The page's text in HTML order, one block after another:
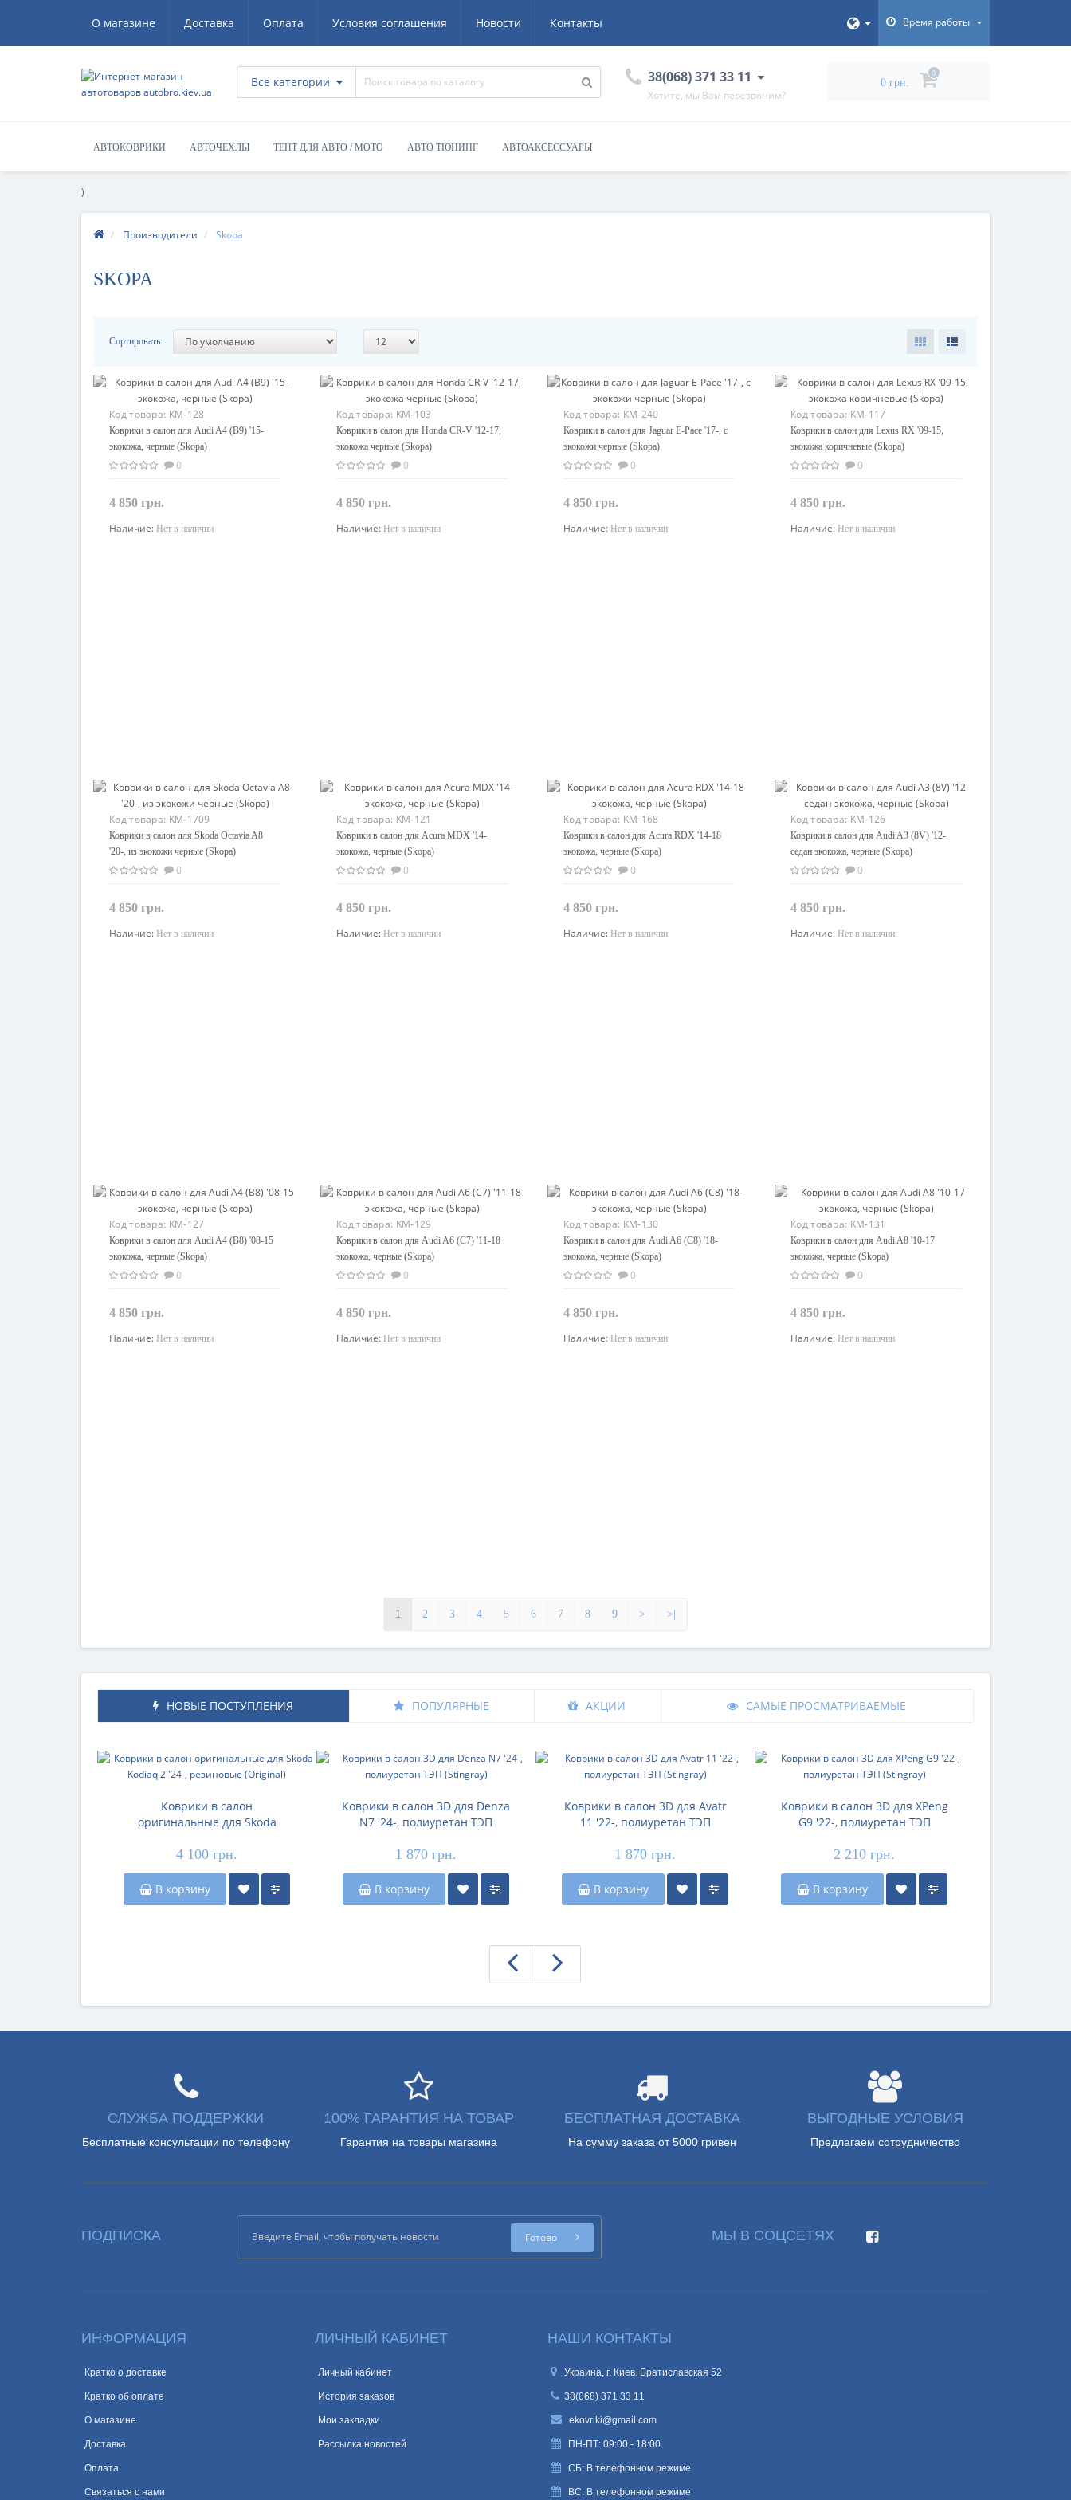
О магазине Доставка Оплата Условия соглашения Новости Контакты Время работы
Все категории 38(068) 371 33 11
Хотите, мы Вам перезвоним?
0 грн.
0
АВТОКОВРИКИ АВТОЧЕХЛЫ ТЕНТ ДЛЯ АВТО / МОТО АВТО ТЮНИНГ АВТОАКСЕССУАРЫ
)
Производители Skopa
SKOPA
Сортировать:
Код товара: KM-128
Коврики в салон для Audi A4 (B9) '15-
экокожа, черные (Skopa)
0
4 850 грн.
Закончился
Наличие: Нет в наличии
Код товара: KM-103
Коврики в салон для Honda CR-V '12-17,
экокожа черные (Skopa)
0
4 850 грн.
Закончился
Наличие: Нет в наличии
Код товара: KM-240
Коврики в салон для Jaguar E-Pace '17-, с
экокожи черные (Skopa)
0
4 850 грн.
Закончился
Наличие: Нет в наличии
Код товара: KM-117
Коврики в салон для Lexus RX '09-15,
экокожа коричневые (Skopa)
0
4 850 грн.
Закончился
Наличие: Нет в наличии
Код товара: KM-1709
Коврики в салон для Skoda Octavia A8
'20-, из экокожи черные (Skopa)
0
4 850 грн.
Закончился
Наличие: Нет в наличии
Код товара: KM-121
Коврики в салон для Acura MDX '14-
экокожа, черные (Skopa)
0
4 850 грн.
Закончился
Наличие: Нет в наличии
Код товара: KM-168
Коврики в салон для Acura RDX '14-18
экокожа, черные (Skopa)
0
4 850 грн.
Закончился
Наличие: Нет в наличии
Код товара: KM-126
Коврики в салон для Audi A3 (8V) '12-
седан экокожа, черные (Skopa)
0
4 850 грн.
Закончился
Наличие: Нет в наличии
Код товара: KM-127
Коврики в салон для Audi A4 (B8) '08-15
экокожа, черные (Skopa)
0
4 850 грн.
Закончился
Наличие: Нет в наличии
Код товара: KM-129
Коврики в салон для Audi A6 (C7) '11-18
экокожа, черные (Skopa)
0
4 850 грн.
Закончился
Наличие: Нет в наличии
Код товара: KM-130
Коврики в салон для Audi A6 (C8) '18-
экокожа, черные (Skopa)
0
4 850 грн.
Закончился
Наличие: Нет в наличии
Код товара: KM-131
Коврики в салон для Audi A8 '10-17
экокожа, черные (Skopa)
0
4 850 грн.
Закончился
Наличие: Нет в наличии
1 2 3 4 5 6 7 8 9 > >|
НОВЫЕ ПОСТУПЛЕНИЯ ПОПУЛЯРНЫЕ АКЦИИ САМЫЕ ПРОСМАТРИВАЕМЫЕ
Коврики в салон
оригинальные для Skoda
(Original)
4 100 грн.
В корзину
Коврики в салон 3D для Denza
N7 '24-, полиуретан ТЭП
1 870 грн.
В корзину
Коврики в салон 3D для Avatr
11 '22-, полиуретан ТЭП
1 870 грн.
В корзину
Коврики в салон 3D для XPeng
G9 '22-, полиуретан ТЭП
2 210 грн.
В корзину
СЛУЖБА ПОДДЕРЖКИ
Бесплатные консультации по телефону
100% ГАРАНТИЯ НА ТОВАР
Гарантия на товары магазина
БЕСПЛАТНАЯ ДОСТАВКА
На сумму заказа от 5000 гривен
ВЫГОДНЫЕ УСЛОВИЯ
Предлагаем сотрудничество
ПОДПИСКА Готово МЫ В СОЦСЕТЯХ
ИНФОРМАЦИЯ
Кратко о доставке
Кратко об оплате
О магазине
Доставка
Оплата
Связаться с нами
ЛИЧНЫЙ КАБИНЕТ
Личный кабинет
История заказов
Мои закладки
Рассылка новостей
НАШИ КОНТАКТЫ
Украина, г. Киев. Братиславская 52
38(068) 371 33 11
ekovriki@gmail.com
ПН-ПТ: 09:00 - 18:00
СБ: В телефонном режиме
ВС: В телефонном режиме